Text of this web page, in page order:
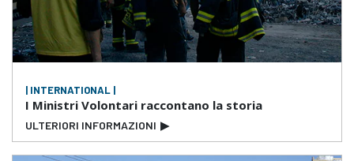
| INTERNATIONAL |
I Ministri Volontari raccontano la storia
ULTERIORI INFORMAZIONI ▶